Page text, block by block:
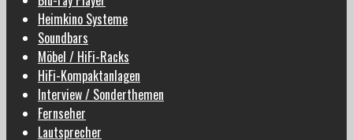
Heimkino Systeme
Soundbars
Möbel / HiFi-Racks
HiFi-Kompaktanlagen
Interview / Sonderthemen
Fernseher
Lautsprecher